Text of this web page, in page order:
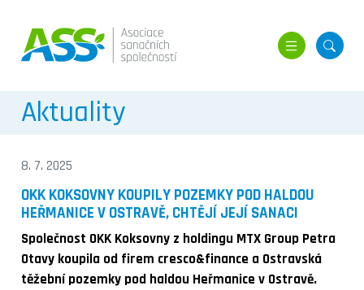
MENU
Aktuality
8. 7. 2025
OKK KOKSOVNY KOUPILY POZEMKY POD HALDOU
HEŘMANICE V OSTRAVĚ, CHTĚJÍ JEJÍ SANACI
Společnost OKK Koksovny z holdingu MTX Group Petra
Otavy koupila od firem cresco&finance a Ostravská
těžební pozemky pod haldou Heřmanice v Ostravě.